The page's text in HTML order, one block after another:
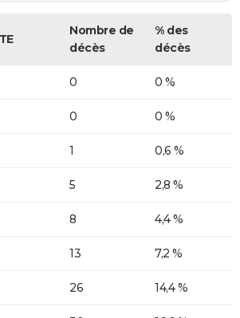
Nombre de
décès
% des
décès
0 0 %
0 0 %
1 0,6 %
5 2,8 %
8 4,4 %
13 7,2 %
26 14,4 %